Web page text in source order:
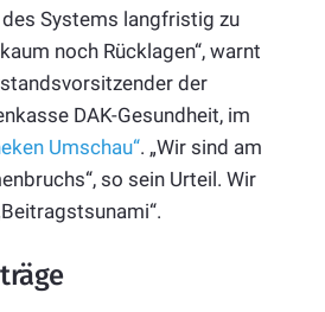
Systems langfristig zu
noch Rücklagen“, warnt
der
DAK-Gesundheit, im
Umschau“. „Wir sind am
so sein Urteil. Wir